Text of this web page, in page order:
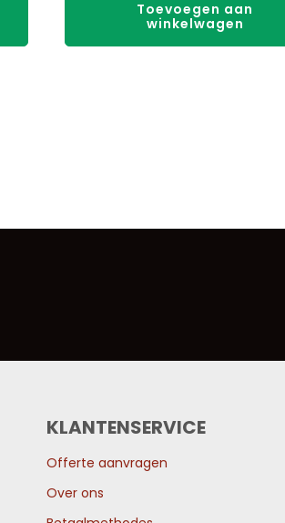
Toevoegen aan
winkelwagen
KLANTENSERVICE
Offerte aanvragen
Over ons